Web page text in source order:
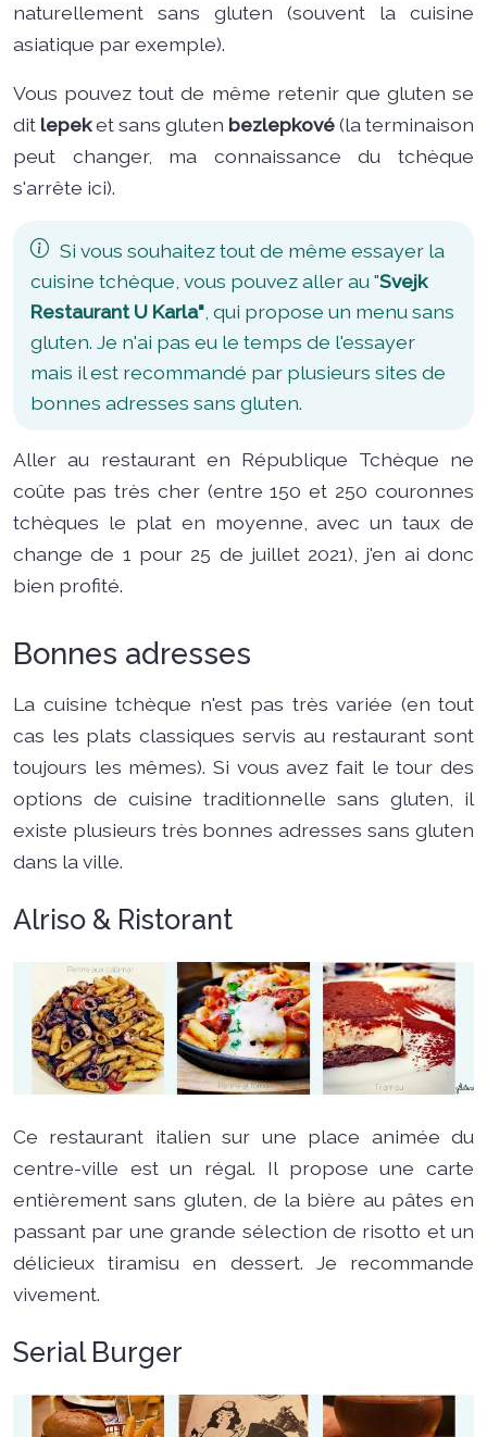
naturellement sans gluten (souvent la cuisine
asiatique par exemple).
Vous pouvez tout de même retenir que gluten se
dit lepeket sans gluten bezlepkové(la terminaison
peut changer, ma connaissance du tchèque
s'arrête ici).
Si vous souhaitez tout de même essayer la
cuisine tchèque, vous pouvez aller au "Svejk
Restaurant U Karla", qui propose un menu sans
gluten. Je n'ai pas eu le temps de l'essayer
mais il est recommandé par plusieurs sites de
bonnes adresses sans gluten.
Aller au restaurant en République Tchèque ne
coûte pas très cher (entre 150 et 250 couronnes
tchèques le plat en moyenne, avec un taux de
change de 1 pour 25 de juillet 2021), j'en ai donc
bien profité.
Bonnes adresses
La cuisine tchèque n'est pas très variée (en tout
cas les plats classiques servis au restaurant sont
toujours les mêmes). Si vous avez fait le tour des
options de cuisine traditionnelle sans gluten, il
existe plusieurs très bonnes adresses sans gluten
dans la ville.
Alriso & Ristorant
Ce restaurant italien sur une place animée du
centre-ville est un régal. Il propose une carte
entièrement sans gluten, de la bière au pâtes en
passant par une grande sélection de risotto et un
délicieux tiramisu en dessert. Je recommande
vivement.
Serial Burger